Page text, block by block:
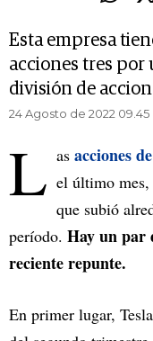
Esta empresa
acciones tres por
división de
24 Agosto de 2022 09.45
L as acciones
el último mes,
que subió
período. Hay un par
reciente repunte.
En primer lugar,